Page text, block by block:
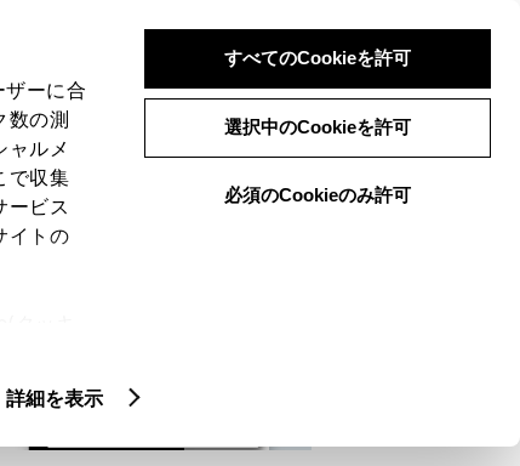
ーに合
数の測
ャルメ
で収集
ービス
イトの
詳細を表示
すべてのCookieを許可
選択中のCookieを許可
必須のCookieのみ許可
ログイン 検索 メニュー
メニュー